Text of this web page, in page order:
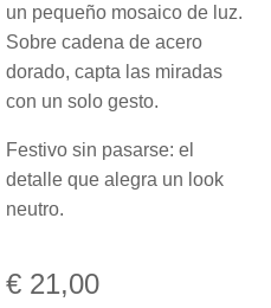
un pequeño mosaico de luz.
Sobre cadena de acero
dorado, capta las miradas
con un solo gesto.
Festivo sin pasarse: el
detalle que alegra un look
neutro.
€ 21,00